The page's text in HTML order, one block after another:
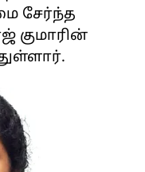
சேர்ந்த
குமாரின்